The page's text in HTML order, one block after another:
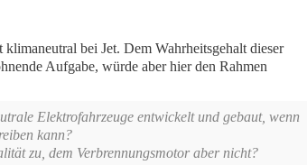
bei Jet. Dem Wahrheitsgehalt dieser
Aufgabe, würde aber hier den Rahmen
Elektrofahrzeuge entwickelt und gebaut, wenn
kann?
zu, dem Verbrennungsmotor aber nicht?